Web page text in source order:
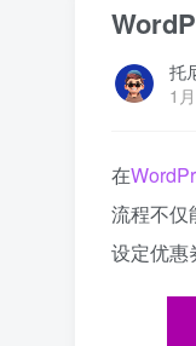
托
1
在
流程不仅
设定优惠